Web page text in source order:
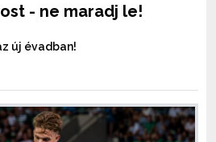
- ne maradj le!
új évadban!